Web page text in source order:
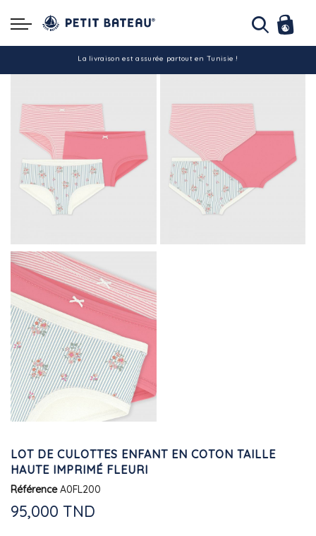
La livraison est assurée partout en Tunisie !
LOT DE CULOTTES ENFANT EN COTON TAILLE
HAUTE IMPRIMÉ FLEURI
Référence A0FL200
95,000 TND